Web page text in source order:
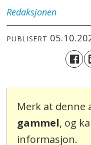
Redaksjonen
PUBLISERT
Merk at denne
gammel, og
informasjon.